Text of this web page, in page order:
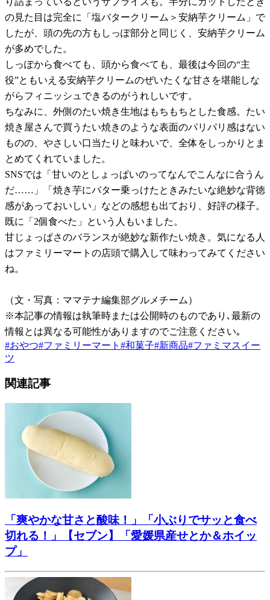
の見た目は完全に「塩バタークリーム＞安納芋クリーム」で
したが、頭の先の方もしっぽ部分と同じく、安納芋クリーム
が多めでした。
しっぽから食べても、頭から食べても、最後は今回の“主
役”ともいえる安納芋クリームのぜいたくな甘さを堪能しな
がらフィニッシュできるのがうれしいです。
ちなみに、外側のたい焼き生地はもちもちとした食感。たい
焼き屋さんで買うたい焼きのような表面のパリパリ感はない
ものの、やさしい口当たりと味わいで、全体をしっかりとま
とめてくれていました。
SNSでは「甘いのとしょっぱいのってなんでこんなに合うん
だ……」「焼き芋にバター乗っけたときみたいな絶妙な背徳
感があっておいしい」などの感想も出ており、好評の様子。
既に「2個食べた」という人もいました。
甘じょっぱさのバランスが絶妙な新作たい焼き。気になる人
はファミリーマートの店頭で購入して味わってみてください
ね。
（文・写真：ママテナ編集部グルメチーム）
※本記事の情報は執筆時または公開時のものであり､最新の
情報とは異なる可能性がありますのでご注意ください｡
#おやつ#ファミリーマート #和菓子#新商品#ファミマスイー
ツ
関連記事
「爽やかな甘さと酸味！」「小ぶりでサッと食べ
切れる！」【セブン】「愛媛県産せとか＆ホイッ
プ」